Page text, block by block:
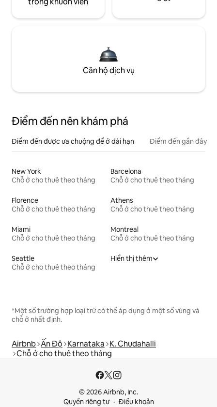
Căn hộ dịch vụ
Điểm đến nên khám phá
Điểm đến được ưa chuộng để ở dài hạn Điểm đến gần đây
New York
Chỗ ở cho thuê theo tháng
Barcelona
Chỗ ở cho thuê theo tháng
Florence
Chỗ ở cho thuê theo tháng
Athens
Chỗ ở cho thuê theo tháng
Miami
Chỗ ở cho thuê theo tháng
Montreal
Chỗ ở cho thuê theo tháng
Seattle
Chỗ ở cho thuê theo tháng
Hiển thị thêm
*Một số trường hợp loại trừ có thể áp dụng ở một số vùng và
chỗ ở nhất định.
Airbnb Ấn Độ Karnataka K. Chudahalli
Chỗ ở cho thuê theo tháng
© 2026 Airbnb, Inc.
Quyền riêng tư
Điều khoản